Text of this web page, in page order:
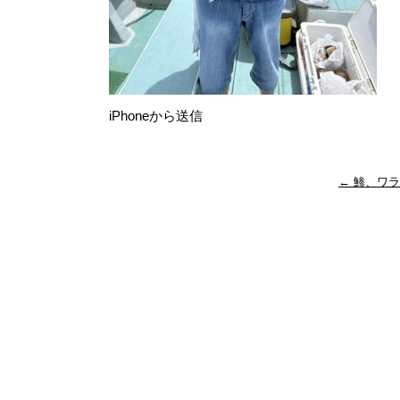
iPhoneから送信
← 鯵、ワ